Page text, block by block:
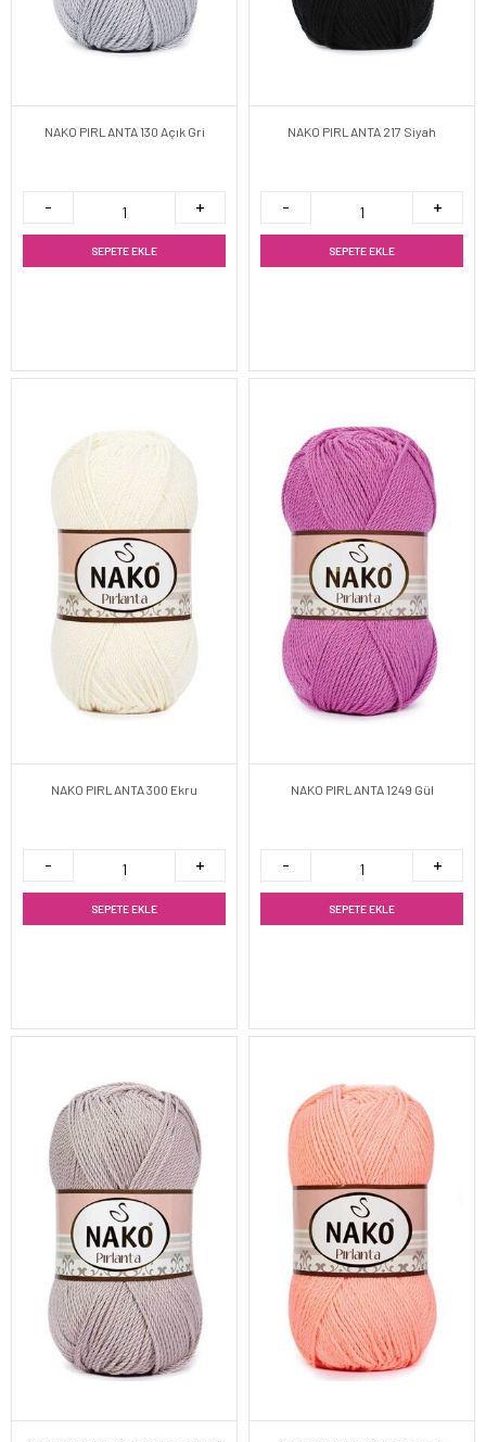
NAKO PIRLANTA 130 Açık Gri
SEPETE EKLE
NAKO PIRLANTA 217 Siyah
SEPETE EKLE
NAKO PIRLANTA 300 Ekru
SEPETE EKLE
NAKO PIRLANTA 1249 Gül
SEPETE EKLE